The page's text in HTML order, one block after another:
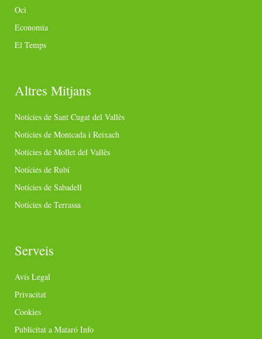
Oci
Economia
El Temps
Altres Mitjans
Notícies de Sant Cugat del Vallès
Notícies de Montcada i Reixach
Notícies de Mollet del Vallès
Notícies de Rubí
Notícies de Sabadell
Notícies de Terrassa
Serveis
Avís Legal
Privacitat
Cookies
Publicitat a Mataró Info